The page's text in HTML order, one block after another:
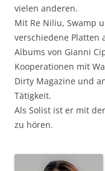
vielen anderen.
Mit Re Niliu, Swamp
verschiedene Platten
Albums von Gianni
Kooperationen mit
Dirty Magazine und
Tätigkeit.
Als Solist ist er mit
zu hören.